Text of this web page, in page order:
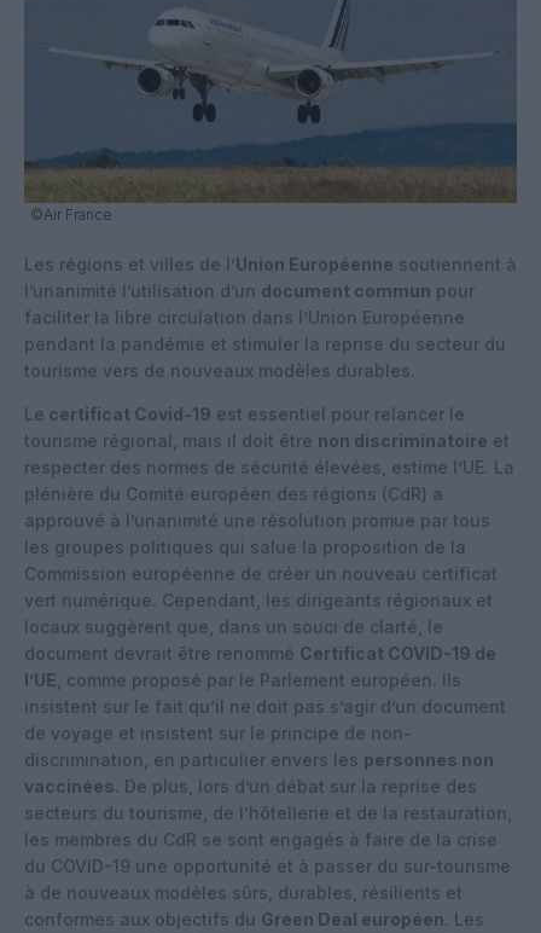
©Air France
Les régions et villes de l’Union Européenne soutiennent à
l’unanimité l’utilisation d’un document commun pour
faciliter la libre circulation dans l’Union Européenne
pendant la pandémie et stimuler la reprise du secteur du
tourisme vers de nouveaux modèles durables.
Le certificat Covid-19 est essentiel pour relancer le
tourisme régional, mais il doit être non discriminatoire et
respecter des normes de sécurité élevées, estime l’UE. La
plénière du Comité européen des régions (CdR) a
approuvé à l’unanimité une résolution promue par tous
les groupes politiques qui salue la proposition de la
Commission européenne de créer un nouveau certificat
vert numérique. Cependant, les dirigeants régionaux et
locaux suggèrent que, dans un souci de clarté, le
document devrait être renommé Certificat COVID-19 de
l’UE , comme proposé par le Parlement européen. Ils
insistent sur le fait qu’il ne doit pas s’agir d’un document
de voyage et insistent sur le principe de non-
discrimination, en particulier envers les personnes non
vaccinées. De plus, lors d’un débat sur la reprise des
secteurs du tourisme, de l’hôtellerie et de la restauration,
les membres du CdR se sont engagés à faire de la crise
du COVID-19 une opportunité et à passer du sur-tourisme
à de nouveaux modèles sûrs, durables, résilients et
conformes aux objectifs du Green Deal européen. Les